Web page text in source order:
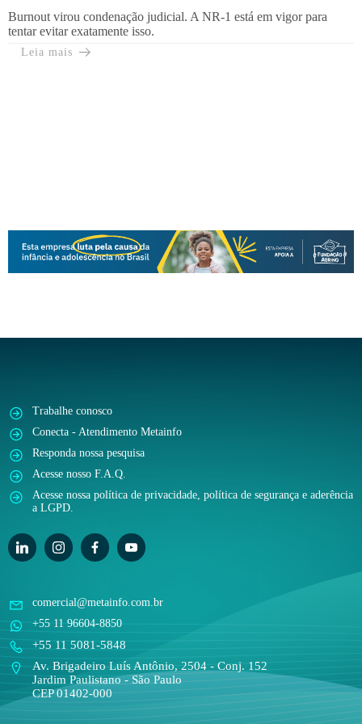
Burnout virou condenação judicial. A NR-1 está em vigor para
tentar evitar exatamente isso.
Leia mais
comercial@metainfo.com.br
+55 11 96604-8850
+55 11 5081-5848
Av. Brigadeiro Luís Antônio, 2504 - Conj. 152
Jardim Paulistano - São Paulo
CEP 01402-000
Trabalhe conosco
Conecta - Atendimento Metainfo
Responda nossa pesquisa
Acesse nosso F.A.Q.
Acesse nossa política de privacidade, política de segurança e aderência
a LGPD.